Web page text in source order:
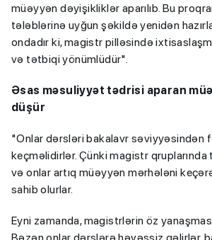
müəyyən dəyişikliklər aparılıb. Bu
tələblərinə uyğun şəkildə yenidən
ondadır ki, magistr pilləsində
və tətbiqi yönümlüdür".
Əsas məsuliyyət tədrisi aparan
düşür
"Onlar dərsləri bakalavr səviyyəsindən
keçməlidirlər. Çünki magistr qruplarında
və onlar artıq müəyyən mərhələni
sahib olurlar.
Eyni zamanda, magistrlərin öz